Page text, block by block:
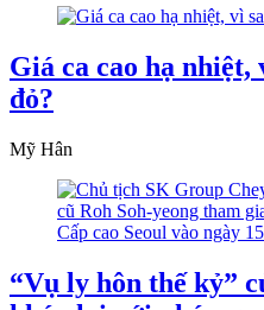
Giá ca cao hạ nhiệt,
đỏ?
Mỹ Hân
“Vụ ly hôn thế kỷ”